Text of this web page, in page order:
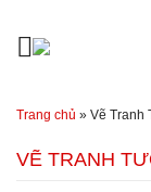
Trang chủ » Vẽ Tranh
VẼ TRANH